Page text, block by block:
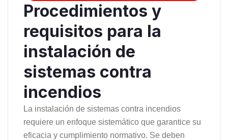
Procedimientos y
requisitos para la
instalación de
sistemas contra
incendios
La instalación de sistemas contra incendios
requiere un enfoque sistemático que garantice su
eficacia y cumplimiento normativo. Se deben